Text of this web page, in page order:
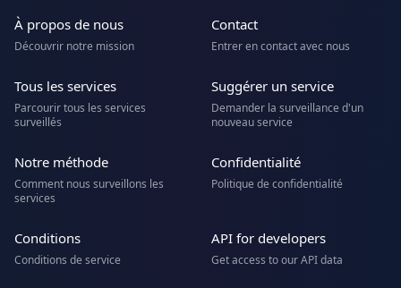
À propos de nous
Découvrir notre mission
Contact
Entrer en contact avec nous
Tous les services
Parcourir tous les services
surveillés
Suggérer un service
Demander la surveillance d'un
nouveau service
Notre méthode
Comment nous surveillons les
services
Confidentialité
Politique de confidentialité
Conditions
Conditions de service
API for developers
Get access to our API data